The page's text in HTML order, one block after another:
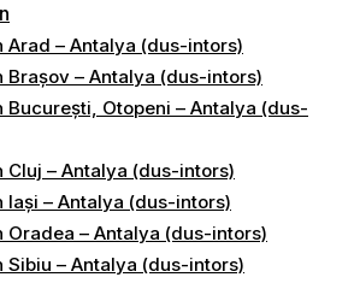
Arad – Antalya (dus-intors)
Brașov – Antalya (dus-intors)
București, Otopeni – Antalya (dus-
Cluj – Antalya (dus-intors)
Iași – Antalya (dus-intors)
Oradea – Antalya (dus-intors)
Sibiu – Antalya (dus-intors)